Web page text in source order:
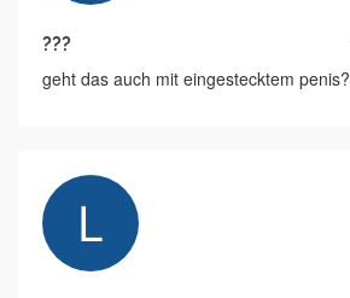
???
geht das auch mit eingestecktem penis?